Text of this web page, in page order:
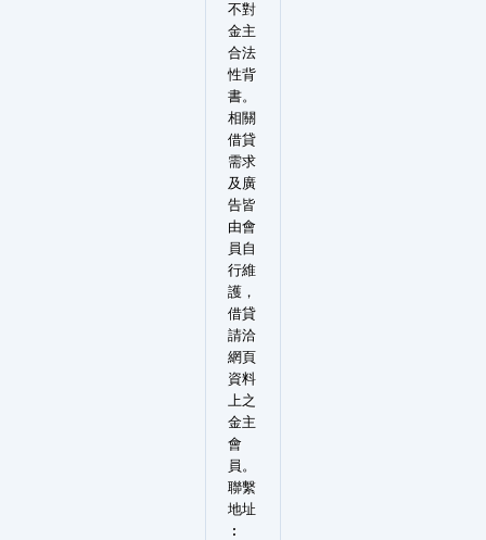
不對
金主
合法
性背
書。
相關
借貸
需求
及廣
告皆
由會
員自
行維
護，
借貸
請洽
網頁
資料
上之
金主
會
員。
聯繫
地址
︰